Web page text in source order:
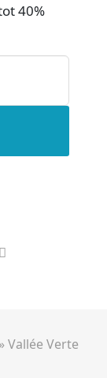
40%
»Vallée Verte